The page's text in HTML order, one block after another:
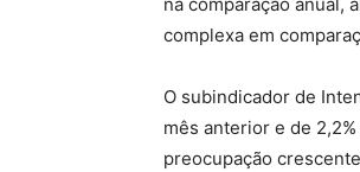
complexa em
O subindicador de
mês anterior e de
preocupação